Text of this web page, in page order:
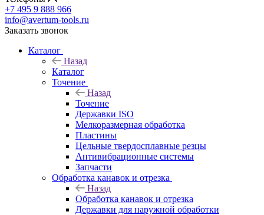
+7 495 9 888 966
info@avertum-tools.ru
Заказать звонок
Каталог
Назад
Каталог
Точение
Назад
Точение
Державки ISO
Мелкоразмерная обработка
Пластины
Цельные твердосплавные резцы
Антивибрационные системы
Запчасти
Обработка канавок и отрезка
Назад
Обработка канавок и отрезка
Державки для наружной обработки